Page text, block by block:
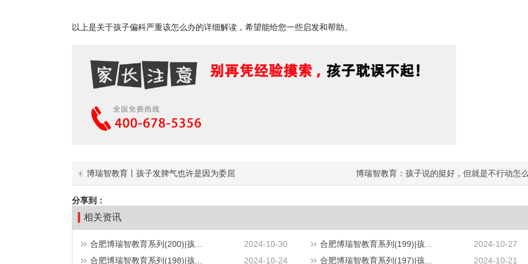
以上是关于孩子偏科严重该怎么办的详细解读，希望能给您一些启发和帮助。
博瑞智教育丨孩子发脾气也许是因为委屈 博瑞智教育：孩子说的挺好，但就是不行动怎
分享到：
相关资讯
合肥博瑞智教育系列(200)|孩... 2024-10-30 合肥博瑞智教育系列(199)|孩...
2024-10-27
合肥博瑞智教育系列(198)|孩...
2024-10-24 合肥博瑞智教育系列(197)|孩... 2024-10-21